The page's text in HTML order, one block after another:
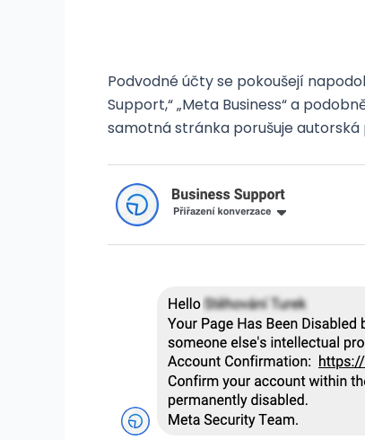
Podvodné účty se pokoušejí
Support,“ „Meta Business“ a
samotná stránka porušuje